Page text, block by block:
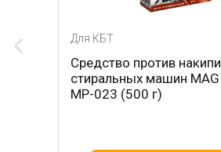
Для КБТ
Средство против
стиральных машин
MP-023 (500 г)
Для КБТ
Средство против
стиральных машин BON
(500 г)